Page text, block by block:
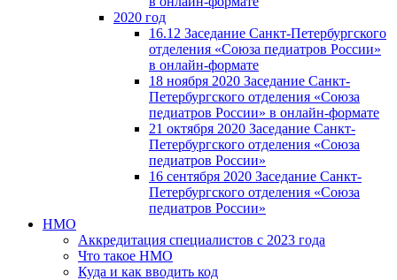
2020 год
16.12 Заседание Санкт-Петербургского
отделения «Союза педиатров России»
в онлайн-формате
18 ноября 2020 Заседание Санкт-
Петербургского отделения «Союза
педиатров России» в онлайн-формате
21 октября 2020 Заседание Санкт-
Петербургского отделения «Союза
педиатров России»
16 сентября 2020 Заседание Санкт-
Петербургского отделения «Союза
педиатров России»
НМО
Аккредитация специалистов с 2023 года
Что такое НМО
Куда и как вводить код